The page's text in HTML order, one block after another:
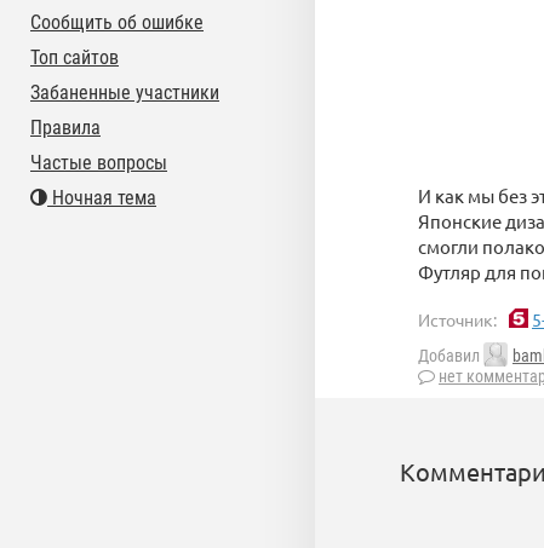
И как мы без
Японские
смогли
Футляр для
Источник:
Добавил
нет
Сообщить об ошибке
Топ сайтов
Забаненные участники
Правила
Частые вопросы
Ночная тема